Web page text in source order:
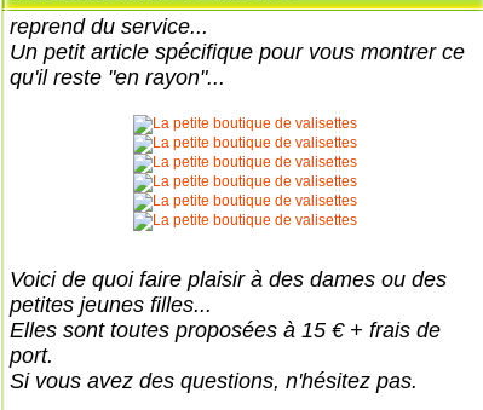
reprend du service...
Un petit article spécifique pour vous montrer ce
qu'il reste "en rayon"...
Voici de quoi faire plaisir à des dames ou des
petites jeunes filles...
Elles sont toutes proposées à 15 € + frais de
port.
Si vous avez des questions, n'hésitez pas.